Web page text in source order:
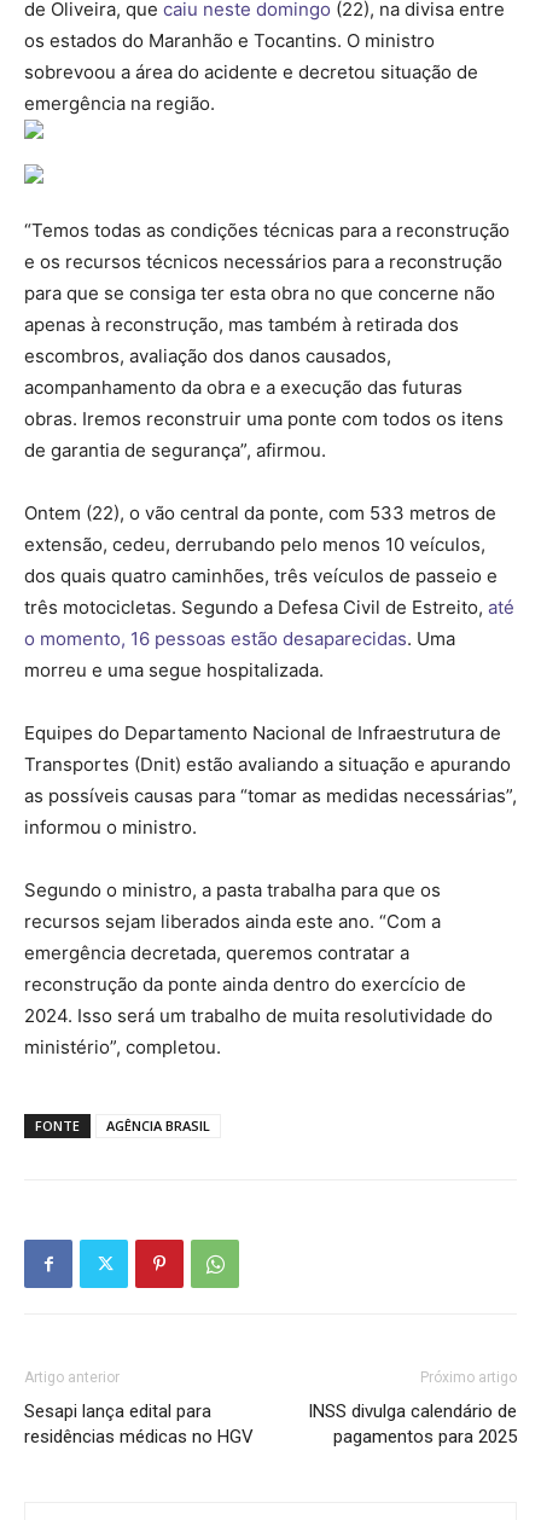
de Oliveira, que caiu neste domingo (22), na divisa entre
os estados do Maranhão e Tocantins. O ministro
sobrevoou a área do acidente e decretou situação de
emergência na região.
“Temos todas as condições técnicas para a reconstrução
e os recursos técnicos necessários para a reconstrução
para que se consiga ter esta obra no que concerne não
apenas à reconstrução, mas também à retirada dos
escombros, avaliação dos danos causados,
acompanhamento da obra e a execução das futuras
obras. Iremos reconstruir uma ponte com todos os itens
de garantia de segurança”, afirmou.
Ontem (22), o vão central da ponte, com 533 metros de
extensão, cedeu, derrubando pelo menos 10 veículos,
dos quais quatro caminhões, três veículos de passeio e
três motocicletas. Segundo a Defesa Civil de Estreito, até
o momento, 16 pessoas estão desaparecidas. Uma
morreu e uma segue hospitalizada.
Equipes do Departamento Nacional de Infraestrutura de
Transportes (Dnit) estão avaliando a situação e apurando
as possíveis causas para “tomar as medidas necessárias”,
informou o ministro.
Segundo o ministro, a pasta trabalha para que os
recursos sejam liberados ainda este ano. “Com a
emergência decretada, queremos contratar a
reconstrução da ponte ainda dentro do exercício de
2024. Isso será um trabalho de muita resolutividade do
ministério”, completou.
FONTE AGÊNCIA BRASIL
Artigo anterior
Sesapi lança edital para
residências médicas no HGV
Próximo artigo
INSS divulga calendário de
pagamentos para 2025